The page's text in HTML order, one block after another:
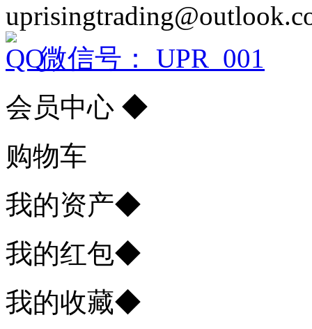
微信号： UPR_001
会员中心 ◆
购物车
我的资产◆
我的红包◆
我的收藏◆